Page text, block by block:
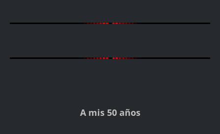
A mis 50 años